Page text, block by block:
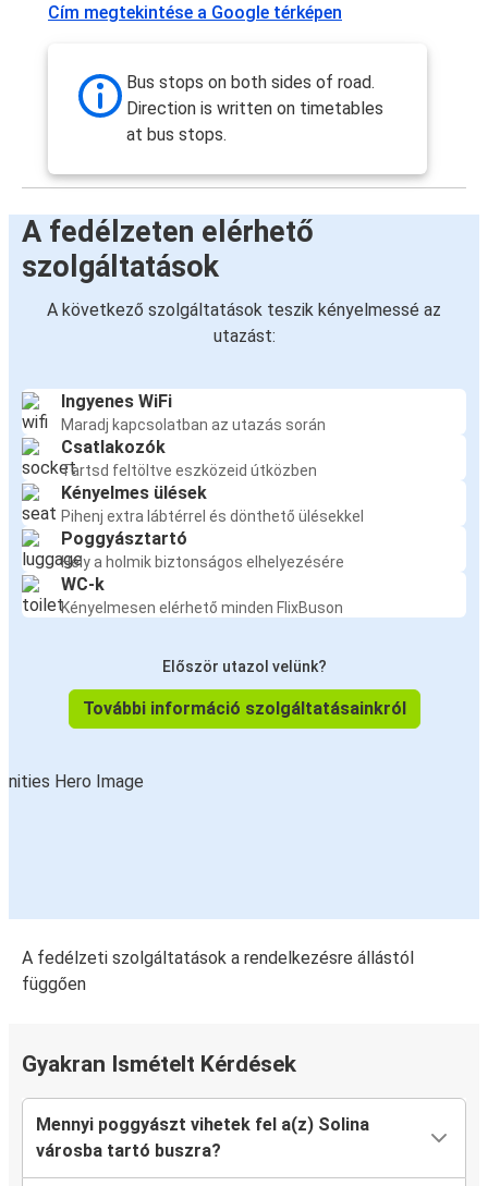
Cím megtekintése a Google térképen
Bus stops on both sides of road.
Direction is written on timetables
at bus stops.
A fedélzeten elérhető
szolgáltatások
A következő szolgáltatások teszik kényelmessé az
utazást:
Ingyenes WiFi
Maradj kapcsolatban az utazás során
Csatlakozók
Tartsd feltöltve eszközeid útközben
Kényelmes ülések
Pihenj extra lábtérrel és dönthető ülésekkel
Poggyásztartó
Hely a holmik biztonságos elhelyezésére
WC-k
Kényelmesen elérhető minden FlixBuson
Először utazol velünk?
További információ szolgáltatásainkról
A fedélzeti szolgáltatások a rendelkezésre állástól
függően
Gyakran Ismételt Kérdések
Mennyi poggyászt vihetek fel a(z) Solina
városba tartó buszra?